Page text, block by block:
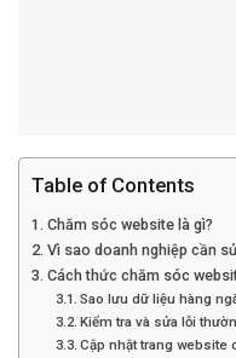
Table of Contents
Chăm sóc website là gì?
Vì sao doanh nghiệp cần
Cách thức chăm sóc
Sao lưu dữ liệu hàng
Kiểm tra và sửa lỗi
Cập nhật trang website